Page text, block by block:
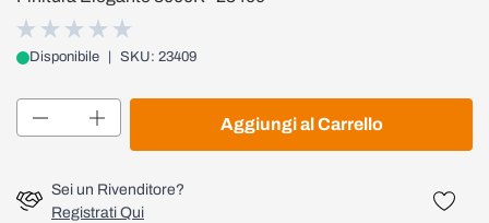
Disponibile SKU: 23409
Aggiungi al Carrello
Sei un Rivenditore?
Registrati Qui